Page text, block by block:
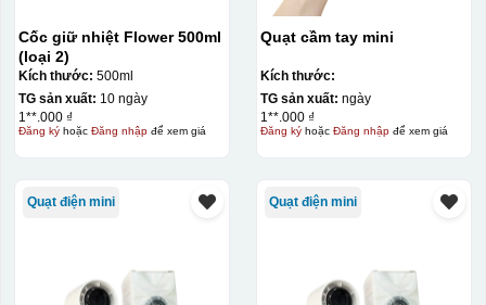
Cốc giữ nhiệt Flower 500ml
(loại 2)
Kích thước: 500ml
TG sản xuất: 10 ngày
1**.000 ₫
Đăng kýhoặc Đăng nhậpđể xem giá
Quạt cầm tay mini
Kích thước:
TG sản xuất: ngày
1**.000 ₫
Đăng kýhoặc Đăng nhậpđể xem giá
Quạt điện mini Quạt điện mini